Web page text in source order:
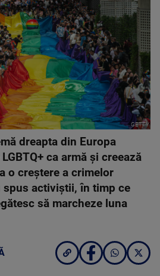
GETTY
dreapta din Europa
ca armă și creează
o creștere a crimelor
spus activiștii, în timp ce
să marcheze luna